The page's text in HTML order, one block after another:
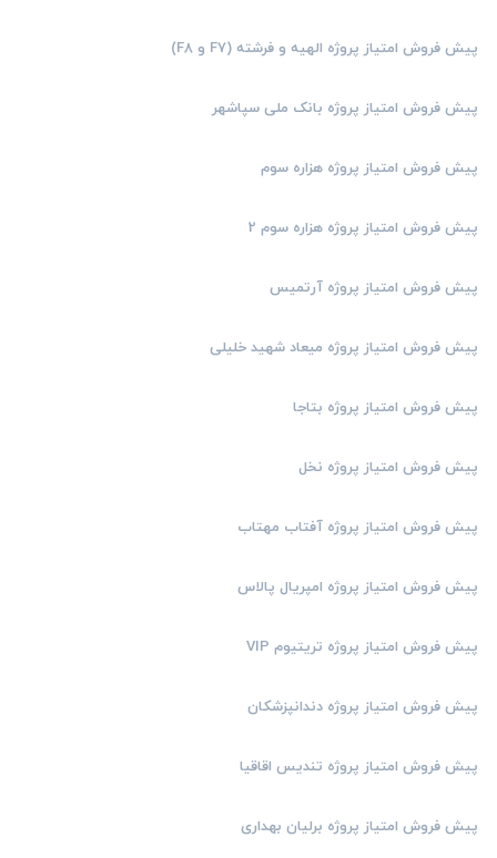
پیش فروش امتیاز پروژه الهیه و فرشته (F7 و F8)
پیش فروش امتیاز پروژه بانک ملی سپاشهر
پیش فروش امتیاز پروژه هزاره سوم
پیش فروش امتیاز پروژه هزاره سوم 2
پیش فروش امتیاز پروژه آرتمیس
پیش فروش امتیاز پروژه میعاد شهید خلیلی
پیش فروش امتیاز پروژه بتاجا
پیش فروش امتیاز پروژه نخل
پیش فروش امتیاز پروژه آفتاب مهتاب
پیش فروش امتیاز پروژه امپریال پالاس
پیش فروش امتیاز پروژه تریتیوم VIP
پیش فروش امتیاز پروژه دندانپزشکان
پیش فروش امتیاز پروژه تندیس اقاقیا
پیش فروش امتیاز پروژه برلیان بهداری